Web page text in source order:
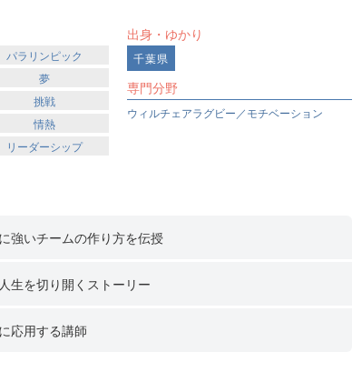
パラリンピック
夢
挑戦
情熱
リーダーシップ
出身・ゆかり
千葉県
専門分野
ウィルチェアラグビー／モチベーション
強いチームの作り方を伝授
生を切り開くストーリー
応用する講師